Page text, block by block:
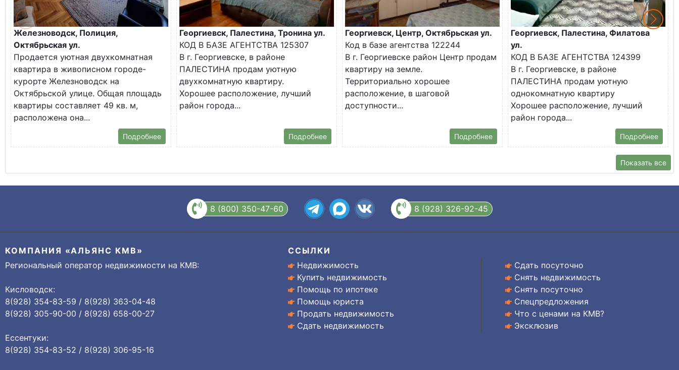
Железноводск, Полиция,
Октябрьская ул.
Продается уютная двухкомнатная
квартира в живописном городе-
курорте Железноводск на
Октябрьской улице. Общая площадь
квартиры составляет 49 кв. м,
расположена она...
Подробнее
Георгиевск, Палестина, Тронина ул.
КОД В БАЗЕ АГЕНТСТВА 125307
В г. Георгиевске, в районе
ПАЛЕСТИНА продам уютную
двухкомнатную квартиру.
Хорошее расположение, лучший
район города...
Подробнее
Георгиевск, Центр, Октябрьская ул.
Код в базе агентства 122244
В г. Георгиевске район Центр продам
квартиру на земле.
Территориально хорошее
расположение, в шаговой
доступности...
Подробнее
Георгиевск, Палестина, Филатова
ул.
КОД В БАЗЕ АГЕНТСТВА 124399
В г. Георгиевске, в районе
ПАЛЕСТИНА продам уютную
однокомнатную квартиру
Хорошее расположение, лучший
район города...
Подробнее
Показать все
8 (800) 350-47-60 8 (928) 326-92-45
КОМПАНИЯ «АЛЬЯНС КМВ»
Региональный оператор недвижимости на КМВ:
Кисловодск:
8(928) 354-83-59 / 8(928) 363-04-48
8(928) 305-90-00 / 8(928) 658-00-27
Ессентуки:
8(928) 354-83-52 / 8(928) 306-95-16
ССЫЛКИ
Недвижимость
Купить недвижимость
Помощь по ипотеке
Помощь юриста
Продать недвижимость
Сдать недвижимость
Сдать посуточно
Снять недвижимость
Снять посуточно
Спецпредложения
Что с ценами на КМВ?
Эксклюзив